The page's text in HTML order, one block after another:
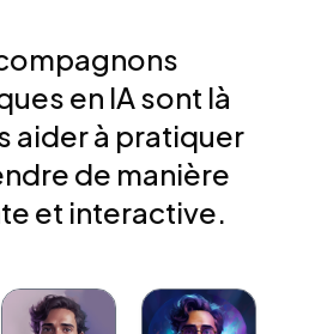
en IA sont là
aider à pratiquer
de manière
et interactive.